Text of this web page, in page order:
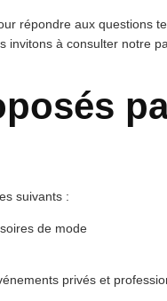
répondre aux questions
invitons à consulter notre
suivants :
de mode
privés et